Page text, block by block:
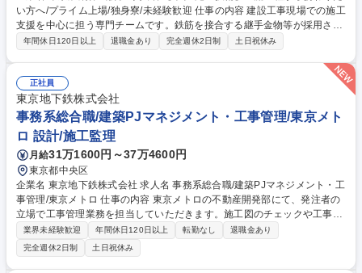
い方へ/プライム上場/独身寮/未経験歓迎 仕事の内容 建設工事現場での施工
支援を中心に担う専門チームです。鉄筋を接合する継手金物等が採用され
た際に製品の正しい施工手順や品質管理方法の講習員として現場に赴き講
(レクチャー業務)：鉄筋同士をつなぎ合わせる継手部品(機械式継手)につ
いて適切な施工方法や品質管理を建設工事現場の監督者や作業者への説
明。 ■PCaグラウト工事の施工管理：集合住宅等の建設工事において採用
されるPCa工法(鉄筋コンクリート部材の接合部分に「グラウト材(高強度
モルタル)」を充填して一体化する工法)の専門工事の管理担当者としての
管理業務全般。※詳細は下記備考をご確認ください。 募集職種 【本社/施
工技術】上流工程から携わりたい方へ/プライム上場/独身寮/未経験歓迎
年間休日120日以上 退職金あり 完全週休2日制 土日祝休み
正社員
東京地下鉄株式会社
事務系総合職/建築PJマネジメント・工事管理/東京メト
ロ 設計/施工監理
月給31万1600円～37万4600円
東京都中央区
企業名 東京地下鉄株式会社 求人名 事務系総合職/建築PJマネジメント・工
事管理/東京メトロ 仕事の内容 東京メトロの不動産開発部にて、発注者の
立場で工事管理業務を担当していただきます。施工図のチェックや工事発
注後の工事管理など、技術的な業務がメインとなります。 【具体的には】
商業・オフィス・ホテル・マンション等の不動産開発プロジェクトにおい
て、施工図のチェック、工事発注後の工事管理、品質管理、工程管理等の
業界未経験歓迎 年間休日120日以上 転勤なし
退職金あり
完全週休2日制
土日祝休み